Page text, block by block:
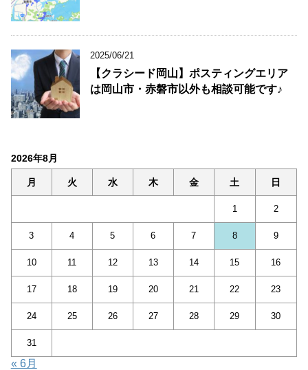
2025/06/21
【クラシード岡山】ポスティングエリア
は岡山市・赤磐市以外も相談可能です♪
2026年8月
月 火 水 木 金 土 日
1 2
3 4 5 6 7 8 9
10 11 12 13 14 15 16
17 18 19 20 21 22 23
24 25 26 27 28 29 30
31
« 6月